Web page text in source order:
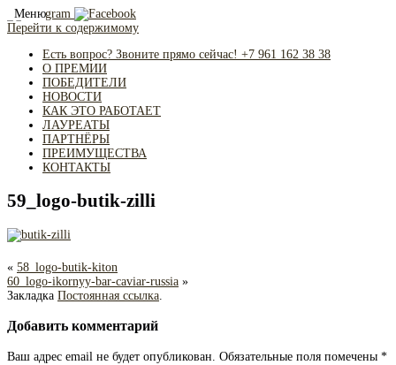
Меню
Перейти к содержимому
Есть вопрос? Звоните прямо сейчас! +7 961 162 38 38
О ПРЕМИИ
ПОБЕДИТЕЛИ
НОВОСТИ
КАК ЭТО РАБОТАЕТ
ЛАУРЕАТЫ
ПАРТНЁРЫ
ПРЕИМУЩЕСТВА
КОНТАКТЫ
59_logo-butik-zilli
« 58_logo-butik-kiton
60_logo-ikornyy-bar-caviar-russia »
Закладка Постоянная ссылка
Добавить комментарий
Ваш адрес email не будет опубликован. Обязательные поля помечены *